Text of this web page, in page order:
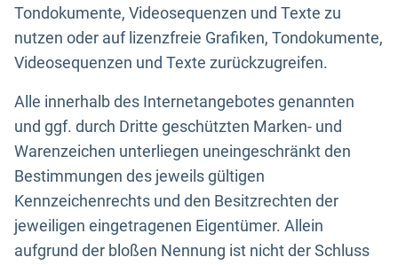
Tondokumente, Videosequenzen und Texte zu
nutzen oder auf lizenzfreie Grafiken, Tondokumente,
Videosequenzen und Texte zurückzugreifen.
Alle innerhalb des Internetangebotes genannten
und ggf. durch Dritte geschützten Marken- und
Warenzeichen unterliegen uneingeschränkt den
Bestimmungen des jeweils gültigen
Kennzeichenrechts und den Besitzrechten der
jeweiligen eingetragenen Eigentümer. Allein
aufgrund der bloßen Nennung ist nicht der Schluss